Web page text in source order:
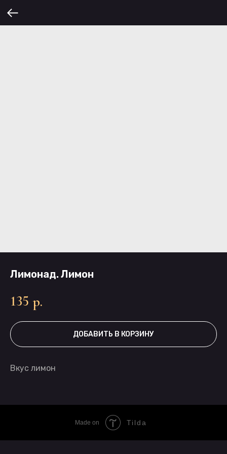
Лимонад. Лимон
135 р.
ДОБАВИТЬ В КОРЗИНУ
Вкус лимон
Made on Tilda